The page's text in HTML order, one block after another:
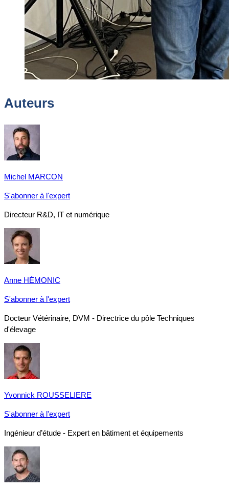
Auteurs
Michel MARCON
S'abonner à l'expert
Directeur R&D, IT et numérique
Anne HÉMONIC
S'abonner à l'expert
Docteur Vétérinaire, DVM - Directrice du pôle Techniques
d'élevage
Yvonnick ROUSSELIERE
S'abonner à l'expert
Ingénieur d’étude - Expert en bâtiment et équipements